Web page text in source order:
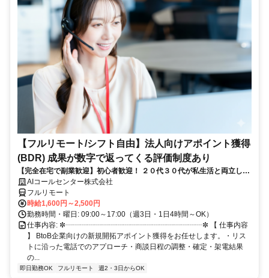
【フルリモート/シフト自由】法人向けアポイント獲得
(BDR) 成果が数字で返ってくる評価制度あり
【完全在宅で副業歓迎】初心者歓迎！ ２０代３０代が私生活と両立して
稼ぐインサイドセールス シフト自由・土日祝休み/スキマ時間を活かして
在宅で効率よく稼げるお仕事です
AIコールセンター株式会社
フルリモート
時給1,600円～2,500円
勤務時間・曜日: 09:00～17:00（週3日・1日4時間～OK）
仕事内容: ✼┈┈┈┈┈┈┈┈┈┈┈┈┈┈┈┈┈┈┈✼ 【 仕事内容
】 BtoB企業向けの新規開拓アポイント獲得をお任せします。・リス
トに沿った電話でのアプローチ・商談日程の調整・確定・架電結果
の...
即日勤務OK フルリモート 週2・3日からOK